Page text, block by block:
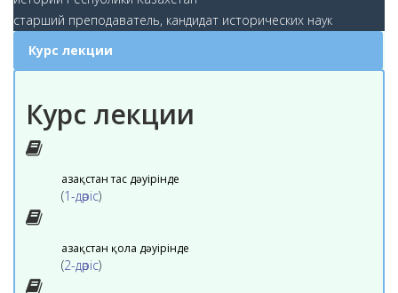
старший преподаватель, кандидат исторических наук
Курс лекции
Курс лекции
Қазақстан тас дәуірінде
(1-дәріс)
Қазақстан қола дәуірінде
(2-дәріс)